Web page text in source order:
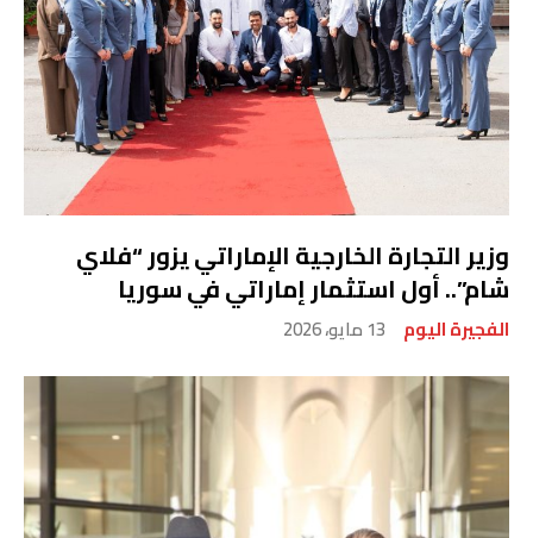
وزير التجارة الخارجية الإماراتي يزور “فلاي
شام”.. أول استثمار إماراتي في سوريا
الفجيرة اليوم 13 مايو، 2026